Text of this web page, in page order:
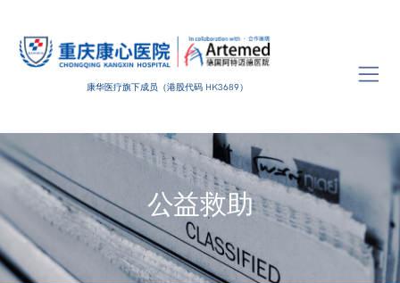
康华医疗旗下成员（港股代码 HK3689）
公益救助